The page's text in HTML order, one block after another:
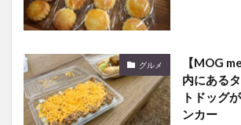
グルメ
【MOG
内にある
トドッグ
ンカー